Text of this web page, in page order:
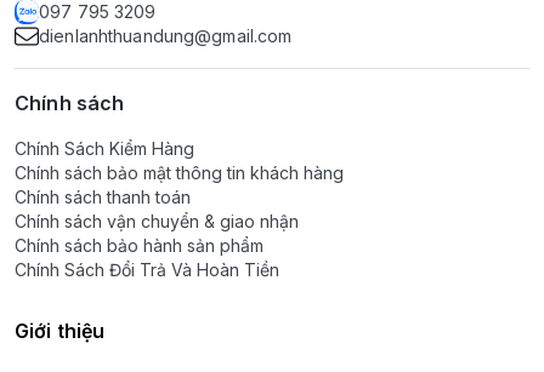
097 795 3209
dienlanhthuandung@gmail.com
Chính sách
Chính Sách Kiểm Hàng
Chính sách bảo mật thông tin khách hàng
Chính sách thanh toán
Chính sách vận chuyển & giao nhận
Chính sách bảo hành sản phẩm
Chính Sách Đổi Trả Và Hoàn Tiền
Giới thiệu